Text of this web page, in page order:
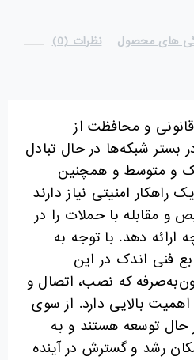
های محصول نظرات (0)
و محافظت از
بستر شبکه‌ها در حال تبادل
و متوسط و همچنین
راهکار امنیتی نیاز دارند
و مقابله با حملات را در
ارائه دهد. با توجه به
فنی اندک در این
که نصب، اتصال و
بالایی دارد. از سوی
حال توسعه هستند و به
رشد و گسترش در آینده